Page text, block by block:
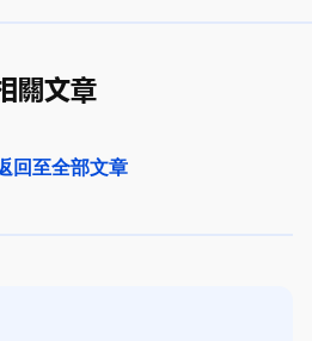
關文章
回至全部文章